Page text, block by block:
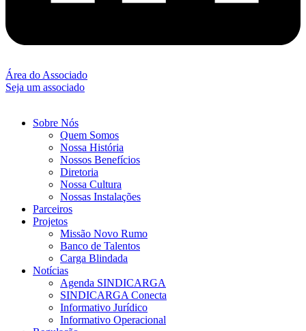
Área do Associado
Seja um associado
Sobre Nós
Quem Somos
Nossa História
Nossos Benefícios
Diretoria
Nossa Cultura
Nossas Instalações
Parceiros
Projetos
Missão Novo Rumo
Banco de Talentos
Carga Blindada
Notícias
Agenda SINDICARGA
SINDICARGA Conecta
Informativo Jurídico
Informativo Operacional